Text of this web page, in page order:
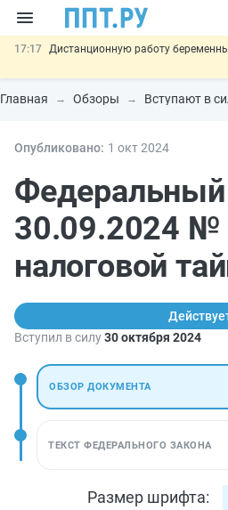
17:17 Дистанционную работу
16:02 Госпошлину за устранение
отменить
#новости
14:44 Минцифры предлагает запретить
11:31
Разработают единые
отношений
#новости
Главная Обзоры Вступают в
Опубликовано: 1 окт2024
Федеральный
30.09.2024
налоговой
Вступил в силу30 октября 2024
ОБЗОР ДОКУМЕНТА
ТЕКСТ ФЕДЕРАЛЬНОГО ЗАКОНА
Размер шрифта: